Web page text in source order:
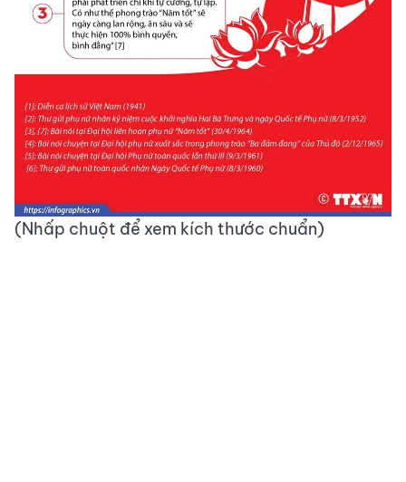
(Nhấp chuột để xem kích thước chuẩn)